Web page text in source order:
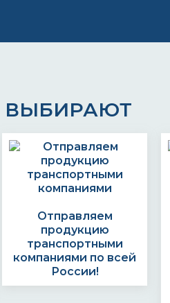
ВЫБИРАЮТ
Отправляем
продукцию
транспортными
компаниями по всей
России!